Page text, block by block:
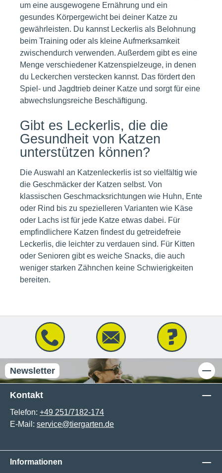
um eine ausgewogene Ernährung und ein
gesundes Körpergewicht bei deiner Katze zu
gewährleisten. Du kannst Leckerlis als Belohnung
beim Training oder als kleine Aufmerksamkeit
zwischendurch verwenden. Außerdem gibt es eine
Menge verschiedener Katzenspielzeuge, in denen
du Leckerchen verstecken kannst. Das fördert den
Spiel- und Jagdtrieb deiner Katze und sorgt für eine
abwechslungsreiche Beschäftigung.
Gibt es Leckerlis, die die
Gesundheit von Katzen
unterstützen können?
Die Auswahl an Katzenleckerlis ist so vielfältig wie
die Geschmäcker der Katzen selbst. Von
klassischen Geschmacksrichtungen wie Huhn, Ente
oder Rind bis zu spezielleren Varianten wie Käse
oder Lachs ist für jede Katze etwas dabei. Für
empfindlichere Katzen findest du getreidefreie
Leckerlis, die leichter zu verdauen sind. Für Kitten
oder Senioren gibt es weiche Snacks, die auch
weniger starken Zähnchen keine Schwierigkeiten
bereiten.
Newsletter
Kontakt
Telefon: +49 251/7182-174
E-Mail: service@tiergarten.de
Informationen